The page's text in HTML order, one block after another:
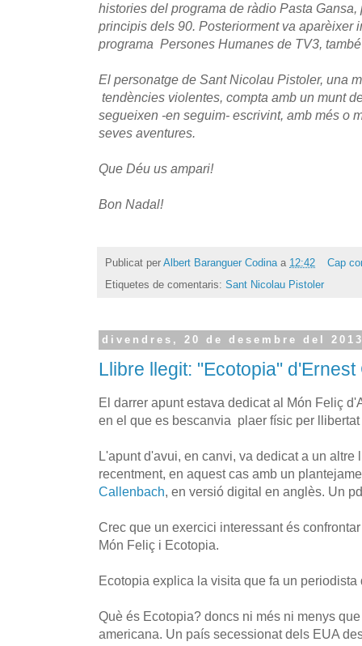
histories del programa de ràdio Pasta
principis dels 90. Posteriorment va aparèixer
programa Persones Humanes de TV3,
El personatge de Sant Nicolau Pistoler, una
tendències violentes, compta amb un munt
segueixen -en seguim- escrivint, amb més o
seves aventures.
Que Déu us ampari!
Bon Nadal!
Publicat per Albert Baranguer Codina a 12:42
Cap
Etiquetes de comentaris: Sant Nicolau Pistoler
divendres, 20 de desembre del
Llibre llegit: "Ecotopia"
El darrer apunt estava dedicat al Món Feliç
en el que es bescanvia plaer físic per
L'apunt d'avui, en canvi, va dedicat a un altre
recentment, en aquest cas amb un
Callenbach, en versió digital en anglès. Un
Crec que un exercici interessant és
Món Feliç i Ecotopia.
Ecotopia explica la visita que fa un
Què és Ecotopia? doncs ni més ni menys
americana. Un país secessionat dels EUA